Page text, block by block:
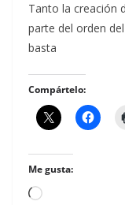
Tanto la creación
parte del orden
basta
Compártelo:
Me gusta:
Cargando...